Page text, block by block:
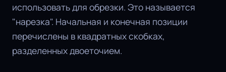
использовать для обрезки. Это называется
"нарезка". Начальная и конечная позиции
перечислены в квадратных скобках,
разделенных двоеточием.